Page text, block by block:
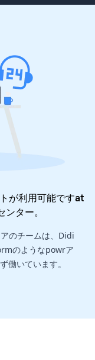
が利用可能ですat
ンター。
のチームは、Didi
のようなpowrア
働いています。